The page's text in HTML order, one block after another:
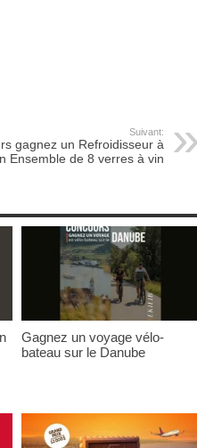
Suivant:
gagnez un Refroidisseur à
Ensemble de 8 verres à vin
Gagnez un voyage vélo-
bateau sur le Danube